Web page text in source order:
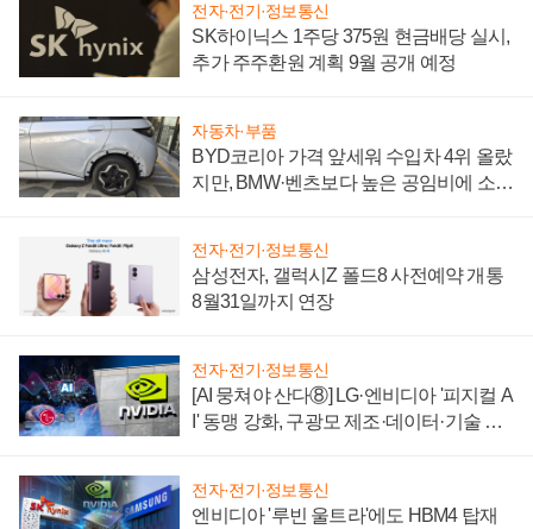
전자·전기·정보통신
SK하이닉스 1주당 375원 현금배당 실시,
추가 주주환원 계획 9월 공개 예정
자동차·부품
BYD코리아 가격 앞세워 수입차 4위 올랐
지만, BMW·벤츠보다 높은 공임비에 소비
전자·전기·정보통신
삼성전자, 갤럭시Z 폴드8 사전예약 개통
8월31일까지 연장
전자·전기·정보통신
[AI 뭉쳐야 산다⑧] LG·엔비디아 '피지컬 A
I' 동맹 강화, 구광모 제조·데이터·기술 결
전자·전기·정보통신
엔비디아 '루빈 울트라'에도 HBM4 탑재